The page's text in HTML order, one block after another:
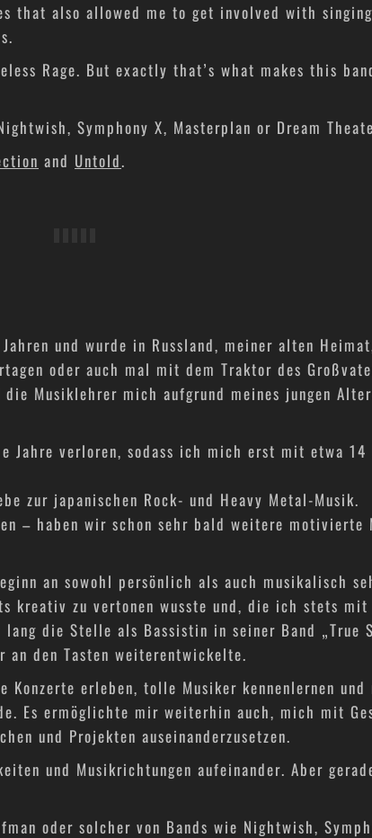
that also allowed me to get involved with
Rage. But exactly that’s what makes this
Symphony X, Masterplan or Dream
and Untold.
und wurde in Russland, meiner alten
oder auch mal mit dem Traktor des
Musiklehrer mich aufgrund meines jungen
Jahre verloren, sodass ich mich erst mit etwa
zur japanischen Rock- und Heavy Metal-Musik.
– haben wir schon sehr bald weitere motivierte
an sowohl persönlich als auch musikalisch
kreativ zu vertonen wusste und, die ich stets mit
die Stelle als Bassistin in seiner Band „True
an den Tasten weiterentwickelte.
Konzerte erleben, tolle Musiker kennenlernen
Es ermöglichte mir weiterhin auch, mich mit
und Projekten auseinanderzusetzen.
und Musikrichtungen aufeinander. Aber
oder solcher von Bands wie Nightwish,